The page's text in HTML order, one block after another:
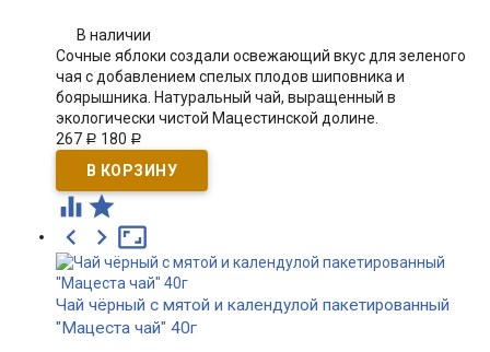
В наличии
Сочные яблоки создали освежающий вкус для зеленого
чая с добавлением спелых плодов шиповника и
боярышника. Натуральный чай, выращенный в
экологически чистой Мацестинской долине.
267 Р 180 Р
 

 
Чай чёрный с мятой и календулой пакетированный
"Мацеста чай" 40г